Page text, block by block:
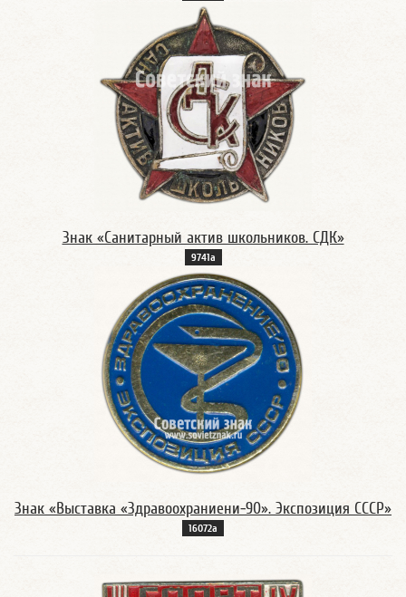
Знак «Санитарный актив школьников. СДК»
9741а
Знак «Выставка «Здравоохраниени-90». Экспозиция СССР»
16072а